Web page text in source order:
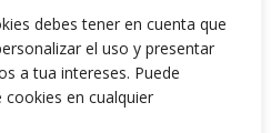
debes tener en cuenta que
el uso y presentar
a tua intereses. Puede
en cualquier